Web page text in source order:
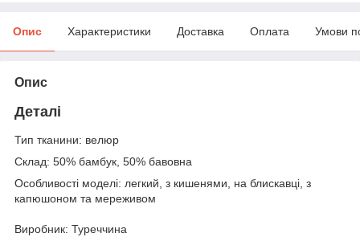
Опис Характеристики Доставка Оплата Умови
Опис
Деталі
Тип тканини: велюр
Склад: 50% бамбук, 50% бавовна
Особливості моделі: легкий, з кишенями, на блискавці, з
капюшоном та мереживом
Виробник: Туреччина